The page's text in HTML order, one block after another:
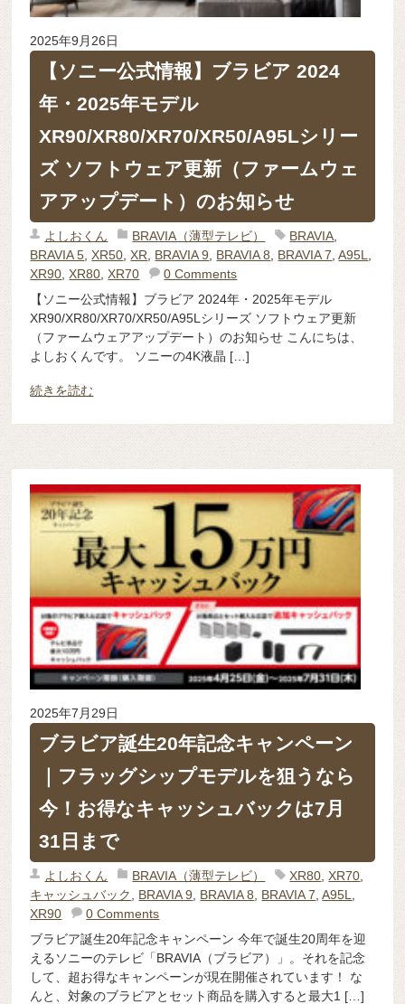
2025年9月26日
【ソニー公式情報】ブラビア 2024
年・2025年モデル
XR90/XR80/XR70/XR50/A95Lシリー
ズ ソフトウェア更新（ファームウェ
アアップデート）のお知らせ
よしおくん BRAVIA（薄型テレビ） BRAVIA
BRAVIA 5 ,XR50 ,XR BRAVIA 9 BRAVIA 8 BRAVIA 7 ,A95L
XR90 ,XR80 ,XR70
0 Comments
【ソニー公式情報】ブラビア 2024年・2025年モデル
XR90/XR80/XR70/XR50/A95Lシリーズ ソフトウェア更新
（ファームウェアアップデート）のお知らせ こんにちは、
よしおくんです。 ソニーの4K液晶 […]
続きを読む
2025年7月29日
ブラビア誕生20年記念キャンペーン
｜フラッグシップモデルを狙うなら
今！お得なキャッシュバックは7月
31日まで
よしおくん BRAVIA（薄型テレビ） XR80 ,XR70
キャッシュバック
BRAVIA 9 BRAVIA 8 BRAVIA 7 ,A95L
XR90
0 Comments
ブラビア誕生20年記念キャンペーン 今年で誕生20周年を迎
えるソニーのテレビ「BRAVIA（ブラビア）」。それを記念
して、超お得なキャンペーンが現在開催されています！ な
んと、対象のブラビアとセット商品を購入すると最大1 […]